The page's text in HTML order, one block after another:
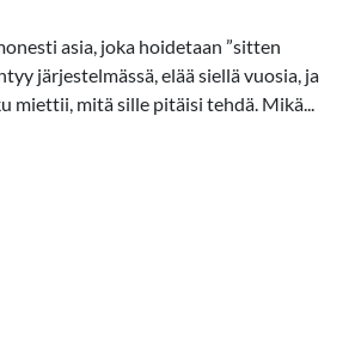
asia, joka hoidetaan ”sitten
järjestelmässä, elää siellä vuosia, ja
miettii, mitä sille pitäisi tehdä. Mikä...